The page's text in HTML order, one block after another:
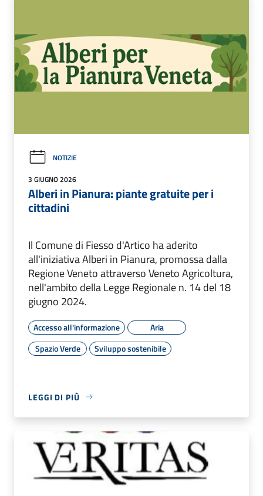
NOTIZIE
3 GIUGNO 2026
Alberi in Pianura: piante gratuite per i
cittadini
Il Comune di Fiesso d'Artico ha aderito
all'iniziativa Alberi in Pianura, promossa dalla
Regione Veneto attraverso Veneto Agricoltura,
nell'ambito della Legge Regionale n. 14 del 18
giugno 2024.
Accesso all'informazione
Aria
Spazio Verde
Sviluppo sostenibile
LEGGI DI PIÙ